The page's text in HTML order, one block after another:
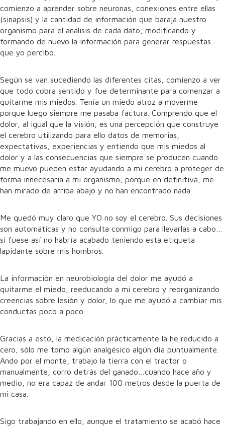
comienzo a aprender sobre neuronas, conexiones entre ellas
(sinapsis) y la cantidad de información que baraja nuestro
organismo para el análisis de cada dato, modificando y
formando de nuevo la información para generar respuestas
que yo percibo.
Según se van sucediendo las diferentes citas, comienzo a ver
que todo cobra sentido y fue determinante para comenzar a
quitarme mis miedos. Tenía un miedo atroz a moverme
porque luego siempre me pasaba factura. Comprendo que el
dolor, al igual que la visión, es una percepción que construye
el cerebro utilizando para ello datos de memorias,
expectativas, experiencias y entiendo que mis miedos al
dolor y a las consecuencias que siempre se producen cuando
me muevo pueden estar ayudando a mi cerebro a proteger de
forma innecesaria a mi organismo, porque en definitiva, me
han mirado de arriba abajo y no han encontrado nada.
Me quedó muy claro que YO no soy el cerebro. Sus decisiones
son automáticas y no consulta conmigo para llevarlas a cabo…
si fuese así no habría acabado teniendo esta etiqueta
lapidante sobre mis hombros.
La información en neurobiología del dolor me ayudó a
quitarme el miedo, reeducando a mi cerebro y reorganizando
creencias sobre lesión y dolor, lo que me ayudó a cambiar mis
conductas poco a poco.
Gracias a esto, la medicación prácticamente la he reducido a
cero, sólo me tomo algún analgésico algún día puntualmente.
Ando por el monte, trabajo la tierra con el tractor o
manualmente, corro detrás del ganado…cuando hace año y
medio, no era capaz de andar 100 metros desde la puerta de
mi casa.
Sigo trabajando en ello, aunque el tratamiento se acabó hace